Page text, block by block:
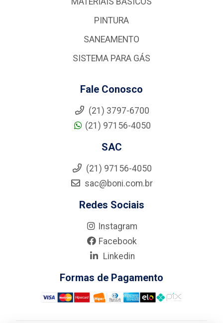
PINTURA
SANEAMENTO
SISTEMA PARA GÁS
Fale Conosco
(21) 3797-6700
(21) 97156-4050
SAC
(21) 97156-4050
sac@boni.com.br
Redes Sociais
Instagram
Facebook
Linkedin
Formas de Pagamento